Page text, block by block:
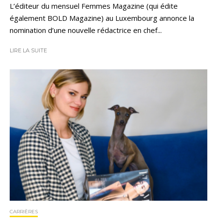
L’éditeur du mensuel Femmes Magazine (qui édite
également BOLD Magazine) au Luxembourg annonce la
nomination d’une nouvelle rédactrice en chef...
LIRE LA SUITE
CARRIÈRES